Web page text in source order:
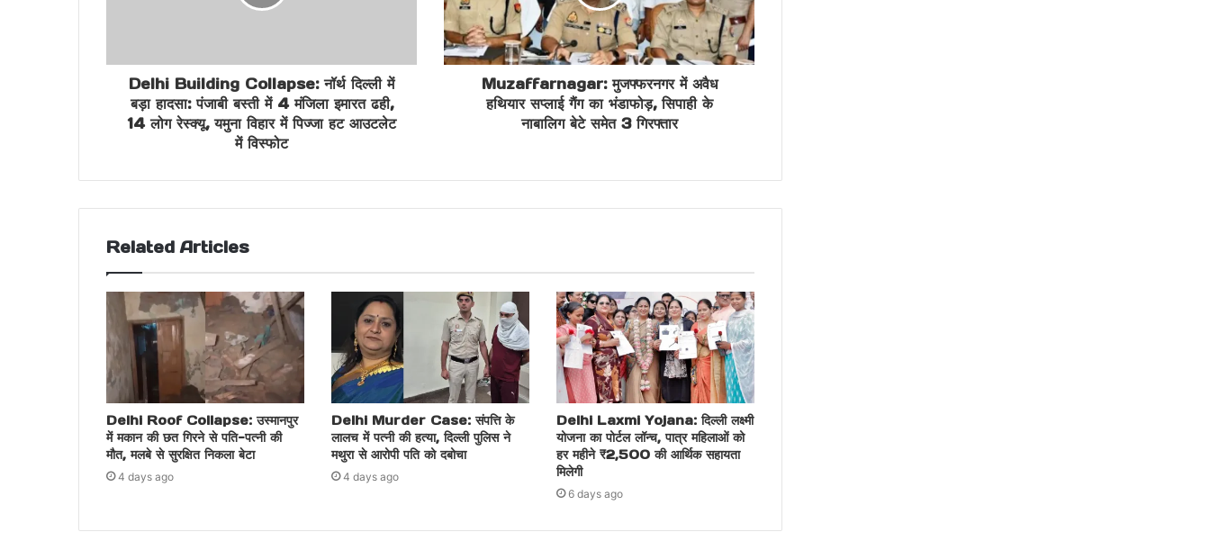
Delhi Building Collapse: नॉर्थ दिल्ली में
बड़ा हादसा: पंजाबी बस्ती में 4 मंजिला इमारत ढही,
14 लोग रेस्क्यू, यमुना विहार में पिज्जा हट आउटलेट
में विस्फोट
Muzaffarnagar: मुजफ्फरनगर में अवैध
हथियार सप्लाई गैंग का भंडाफोड़, सिपाही के
नाबालिग बेटे समेत 3 गिरफ्तार
Related Articles
Delhi Roof Collapse: उस्मानपुर
में मकान की छत गिरने से पति-पत्नी की
मौत, मलबे से सुरक्षित निकला बेटा
4 days ago
Delhi Murder Case: संपत्ति के
लालच में पत्नी की हत्या, दिल्ली पुलिस ने
मथुरा से आरोपी पति को दबोचा
4 days ago
Delhi Laxmi Yojana: दिल्ली लक्ष्मी
योजना का पोर्टल लॉन्च, पात्र महिलाओं को
हर महीने ₹2,500 की आर्थिक सहायता
मिलेगी
6 days ago